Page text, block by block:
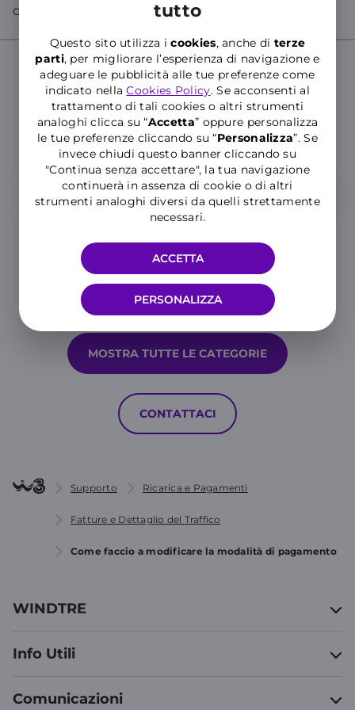
tutto
Questo sito utilizza icookies, anche di terze
parti, per migliorare l’esperienza di navigazione e
adeguare le pubblicità alle tue preferenze come
indicato nellaCookies Policy. Se acconsenti al
trattamento di tali cookies o altri strumenti
analoghi clicca su “Accetta” oppure personalizza
le tue preferenze cliccando su “Personalizza”. Se
invece chiudi questo banner cliccando su
"Continua senza accettare", la tua navigazione
continuerà in assenza di cookie o di altri
strumenti analoghi diversi da quelli strettamente
necessari.
PERSONALIZZA
ACCETTA
con WILL!
Cerca nelle Domande Frequenti del
Supporto WINDTRE
Inserisci almeno tre caratteri per cercare nelle FAQ
Hai ancora bisogno di aiuto?
MOSTRA TUTTE LE CATEGORIE
CONTATTACI
Supporto Ricarica e Pagamenti
Fatture e Dettaglio del Traffico
Come faccio a modificare la modalità di pagamento
WINDTRE
Info Utili
Comunicazioni